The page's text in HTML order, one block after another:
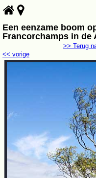
Een eenzame boom
Francorchamps in de
<< vorige
>> Terug